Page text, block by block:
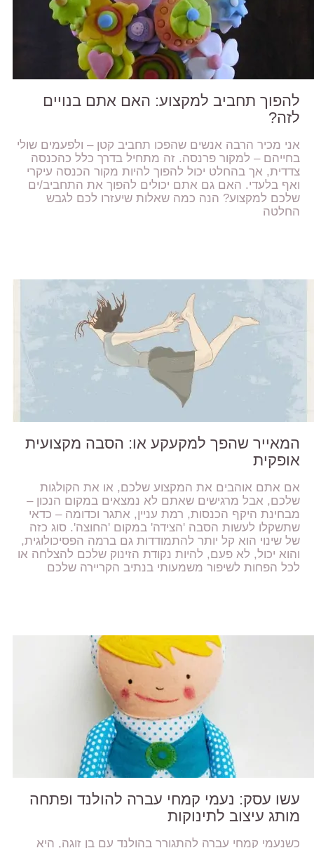
להפוך תחביב למקצוע: האם אתם בנויים
לזה?
אני מכיר הרבה אנשים שהפכו תחביב קטן – ולפעמים שולי
בחייהם – למקור פרנסה. זה מתחיל בדרך כלל כהכנסה
צדדית, אך בהחלט יכול להפוך להיות מקור הכנסה עיקרי
ואף בלעדי. האם גם אתם יכולים להפוך את התחביב/ים
שלכם למקצוע? הנה כמה שאלות שיעזרו לכם לגבש
החלטה
המאייר שהפך למקעקע או: הסבה מקצועית
אופקית
אם אתם אוהבים את המקצוע שלכם, או את הקולגות
שלכם, אבל מרגישים שאתם לא נמצאים במקום הנכון –
מבחינת היקף הכנסות, רמת עניין, אתגר וכדומה – כדאי
שתשקלו לעשות הסבה 'הצידה' במקום 'החוצה'. סוג כזה
של שינוי הוא קל יותר להתמודדות גם ברמה הפסיכולוגית,
והוא יכול, לא פעם, להיות נקודת הזינוק שלכם להצלחה או
לכל הפחות לשיפור משמעותי בנתיב הקריירה שלכם
עשו עסק: נעמי קמחי עברה להולנד ופתחה
מותג עיצוב לתינוקות
כשנעמי קמחי עברה להתגורר בהולנד עם בן זוגה, היא